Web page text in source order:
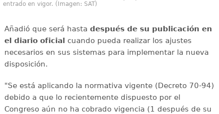
entrado en vigor. (Imagen: SAT)
Añadió que será hasta después de su publicación en
el diario oficial cuando pueda realizar los ajustes
necesarios en sus sistemas para implementar la nueva
disposición.
"Se está aplicando la normativa vigente (Decreto 70-94)
debido a que lo recientemente dispuesto por el
Congreso aún no ha cobrado vigencia (1 después de su